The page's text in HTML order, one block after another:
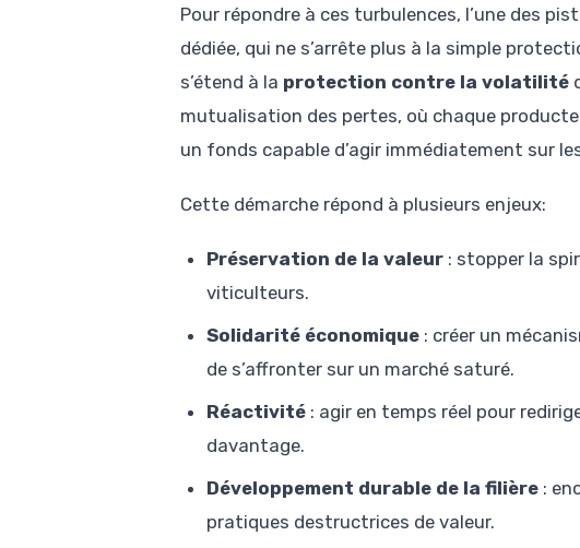
Pour répondre à ces turbulences, l’une des
dédiée, qui ne s’arrête plus à la simple
s’étend à la protection contre la volatilité
mutualisation des pertes, où chaque
un fonds capable d’agir immédiatement sur
Cette démarche répond à plusieurs enjeux:
Préservation de la valeur : stopper la
viticulteurs.
Solidarité économique : créer un
de s’affronter sur un marché saturé.
Réactivité : agir en temps réel pour
davantage.
Développement durable de la filière :
pratiques destructrices de valeur.